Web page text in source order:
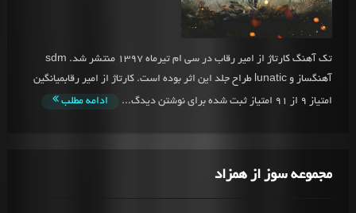
تک آهنگ کارتاژ از امیر رقاب در سی ام تیرماه 1397 منتشر شد. sdm
آهنگساز و lunatic طراح جلد این اثر بوده است. کارتاژ از امیر رقابمیانگین
امتیاز 9 از 91 امتیاز ثبت شده برای نوشتن دیدگ... ادامه مطلب
مجموعه سوز از همزاد